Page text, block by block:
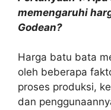
memengaruhi
Godean?
Harga batu bata
oleh beberapa
proses produksi,
dan